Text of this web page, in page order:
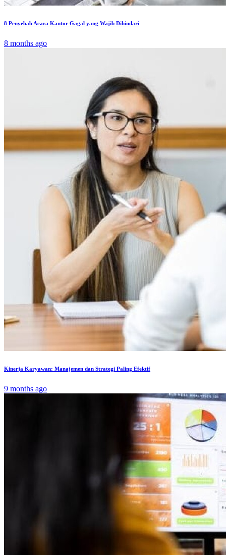
8 Penyebab Acara Kantor Gagal yang Wajib Dihindari
8 months ago
Kinerja Karyawan: Manajemen dan Strategi Paling Efektif
9 months ago